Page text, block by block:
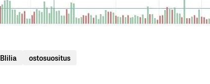
Blilia ostosuositus